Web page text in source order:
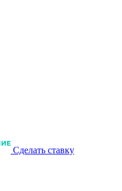
Сделать ставку